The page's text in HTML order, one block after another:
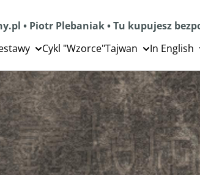
• Piotr Plebaniak • Tu kupujesz
Cykl "Wzorce"Tajwan In English